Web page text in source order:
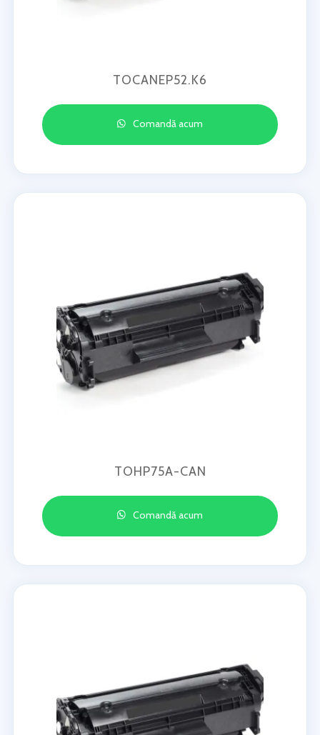
TOCANEP52.K6
Comandă acum
TOHP75A-CAN
Comandă acum